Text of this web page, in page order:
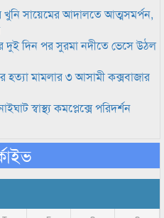
খুনি সায়েমের আদালতে আত্মসমর্পন,
দুই দিন পর সুরমা নদীতে ভেসে উঠল
হত্যা মামলার ৩ আসামী কক্সবাজার
স্বাস্থ্য কমপ্লেক্সে পরিদর্শন